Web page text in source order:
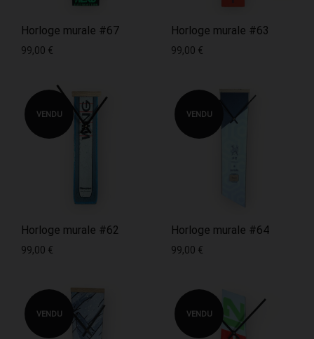
Horloge murale #67
99,00 €
Horloge murale #63
99,00 €
VENDU
Horloge murale #62
99,00 €
VENDU
Horloge murale #64
99,00 €
VENDU VENDU